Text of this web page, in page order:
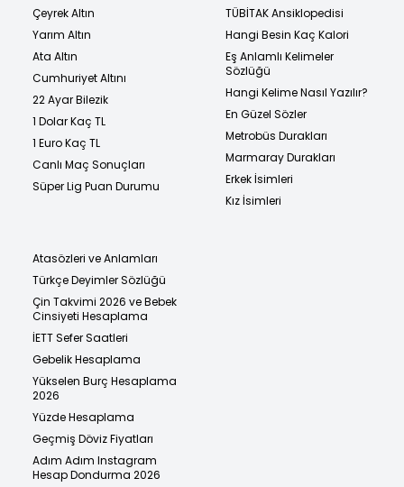
Çeyrek Altın
Yarım Altın
Ata Altın
Cumhuriyet Altını
22 Ayar Bilezik
1 Dolar Kaç TL
1 Euro Kaç TL
Canlı Maç Sonuçları
Süper Lig Puan Durumu
TÜBİTAK Ansiklopedisi
Hangi Besin Kaç Kalori
Eş Anlamlı Kelimeler
Sözlüğü
Hangi Kelime Nasıl Yazılır?
En Güzel Sözler
Metrobüs Durakları
Marmaray Durakları
Erkek İsimleri
Kız İsimleri
Atasözleri ve Anlamları
Türkçe Deyimler Sözlüğü
Çin Takvimi 2026 ve Bebek
Cinsiyeti Hesaplama
İETT Sefer Saatleri
Gebelik Hesaplama
Yükselen Burç Hesaplama
2026
Yüzde Hesaplama
Geçmiş Döviz Fiyatları
Adım Adım Instagram
Hesap Dondurma 2026